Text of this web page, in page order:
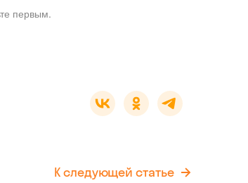
первым.
К следующей статье